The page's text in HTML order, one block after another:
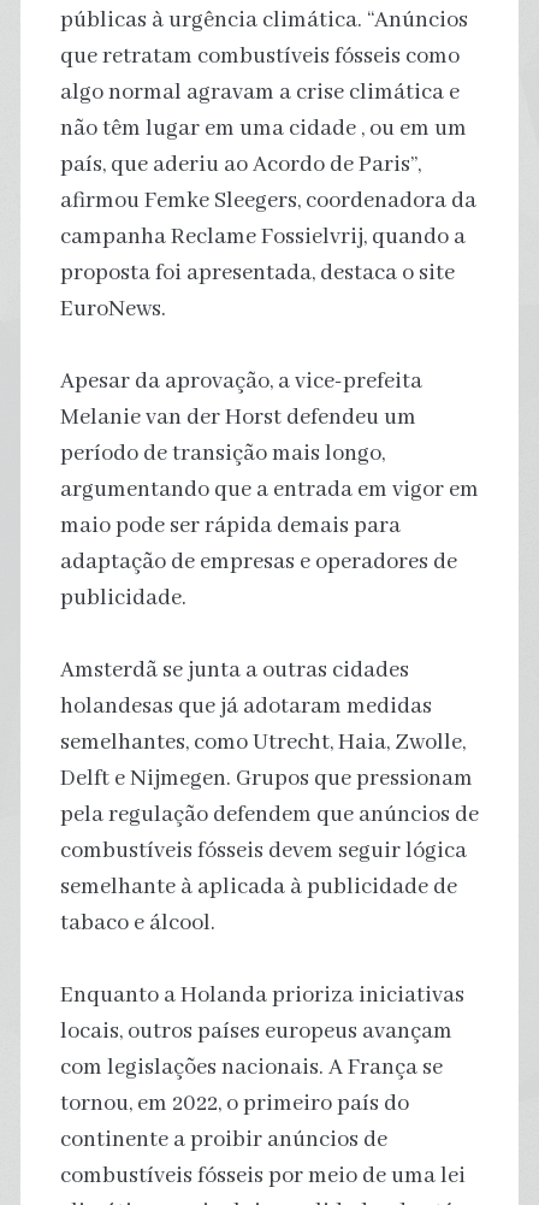
públicas à urgência climática. “Anúncios
que retratam combustíveis fósseis como
algo normal agravam a crise climática e
não têm lugar em uma cidade , ou em um
país, que aderiu ao Acordo de Paris”,
afirmou Femke Sleegers, coordenadora da
campanha Reclame Fossielvrij, quando a
proposta foi apresentada, destaca o site
EuroNews.
Apesar da aprovação, a vice-prefeita
Melanie van der Horst defendeu um
período de transição mais longo,
argumentando que a entrada em vigor em
maio pode ser rápida demais para
adaptação de empresas e operadores de
publicidade.
Amsterdã se junta a outras cidades
holandesas que já adotaram medidas
semelhantes, como Utrecht, Haia, Zwolle,
Delft e Nijmegen. Grupos que pressionam
pela regulação defendem que anúncios de
combustíveis fósseis devem seguir lógica
semelhante à aplicada à publicidade de
tabaco e álcool.
Enquanto a Holanda prioriza iniciativas
locais, outros países europeus avançam
com legislações nacionais. A França se
tornou, em 2022, o primeiro país do
continente a proibir anúncios de
combustíveis fósseis por meio de uma lei